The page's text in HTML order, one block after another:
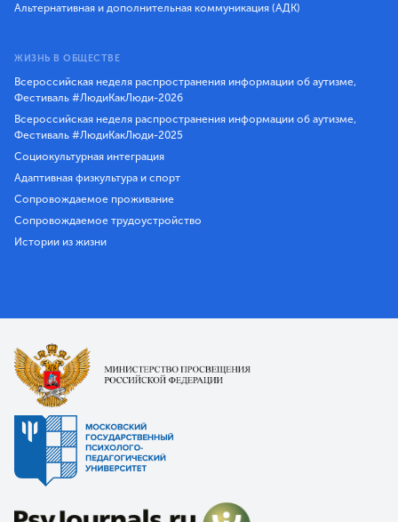
Альтернативная и дополнительная коммуникация (АДК)
ЖИЗНЬ В ОБЩЕСТВЕ
Всероссийская неделя распространения информации об аутизме,
Фестиваль #ЛюдиКакЛюди-2026
Всероссийская неделя распространения информации об аутизме,
Фестиваль #ЛюдиКакЛюди-2025
Социокультурная интеграция
Адаптивная физкультура и спорт
Сопровождаемое проживание
Сопровождаемое трудоустройство
Истории из жизни